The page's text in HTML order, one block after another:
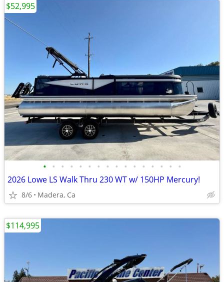
• • • • • • • • • • • • • • • •
2026 Lowe LS Walk Thru 230 WT w/ 150HP Mercury!
8/6 Madera, Ca
$52,995
$114,995